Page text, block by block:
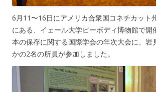
6月11〜16日にアメリカ合衆国コネチカット
にある、イェール大学ピーボディ博物館で開
本の保存に関する国際学会の年次大会に、岩
かの2名の所員が参加しました。